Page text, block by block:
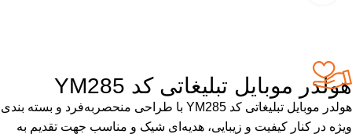
هولدر موبایل تبلیغاتی کد YM285
هولدر موبایل تبلیغاتی کد YM285 با طراحی منحصربه‌فرد و بسته بندی
ویژه در کنار کیفیت و زیبایی، هدیه‌ای شیک و مناسب جهت تقدیم به